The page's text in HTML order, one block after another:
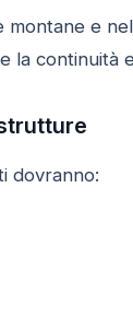
montane e
la continuità
dovranno: